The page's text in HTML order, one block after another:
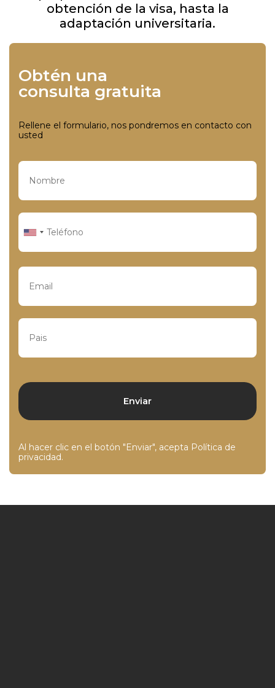
obtención de la visa, hasta la
adaptación universitaria.
Obtén una
consulta gratuita
Rellene el formulario, nos pondremos en contacto con
usted
Al hacer clic en el botón "Enviar", acepta Política de
privacidad.